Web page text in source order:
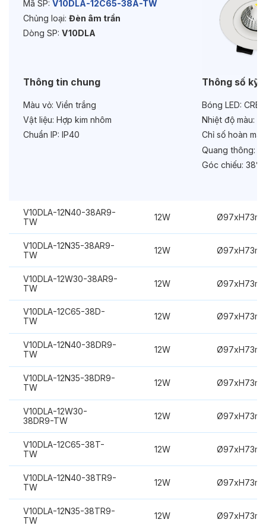
Tuổi thọ: >30000h
Chống chói:
Mã SP: V10DLA-12C65-38A-TW
Chủng loại: Đèn âm trần
Dòng SP: V10DLA
Thông tin chung
Màu vỏ: Viền trắng
Vật liệu: Hợp kim nhôm
Chuẩn IP: IP40
Thông số kỹ
Bóng LED:
Nhiệt độ màu:
Chỉ số hoàn
Quang thông:
Góc chiếu: 38°
V10DLA-12N40-38AR9-
TW
12W
V10DLA-12N35-38AR9-
TW
12W
V10DLA-12W30-38AR9-
TW
12W
V10DLA-12C65-38D-
TW
12W
V10DLA-12N40-38DR9-
TW
12W
V10DLA-12N35-38DR9-
TW
12W
V10DLA-12W30-
38DR9-TW
12W
V10DLA-12C65-38T-
TW
12W
V10DLA-12N40-38TR9-
TW
12W
V10DLA-12N35-38TR9-
TW
12W